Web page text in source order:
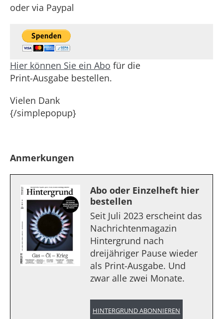
oder via Paypal
Hier können Sie ein Abo für die
Print-Ausgabe bestellen.
Vielen Dank
{/simplepopup}
Anmerkungen
Abo oder Einzelheft hier
bestellen
Seit Juli 2023 erscheint das
Nachrichtenmagazin
Hintergrund nach
dreijähriger Pause wieder
als Print-Ausgabe. Und
zwar alle zwei Monate.
HINTERGRUND ABONNIEREN